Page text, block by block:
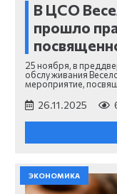
В ЦСО
прошло
25 ноября, в
обслуживания
мероприятие,
26.11.2025
ЭКОНОМИКА